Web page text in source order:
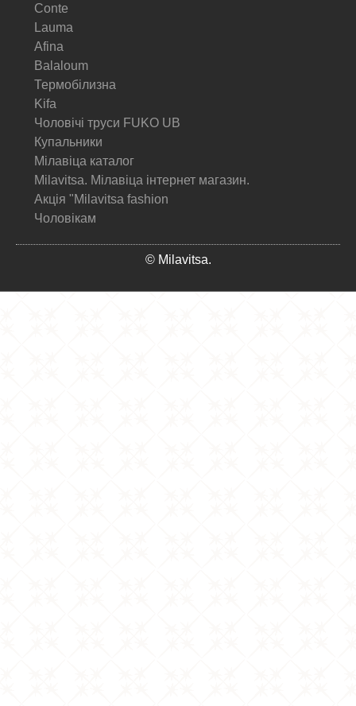
Conte
Lauma
Afina
Balaloum
Термобілизна
Kifa
Чоловічі труси FUKO UB
Купальники
Мілавіца каталог
Milavitsa. Мілавіца інтернет магазин.
Акція "Milavitsa fashion
Чоловікам
© Milavitsa.